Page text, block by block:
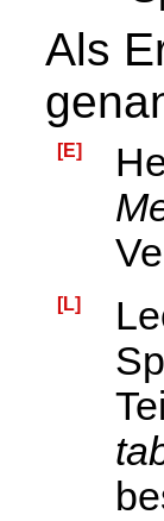
Als
[E]
[L]